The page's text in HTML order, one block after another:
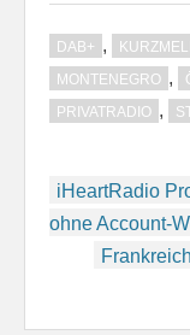
DAB+ ,
MONTENEGRO ,
PRIVATRADIO ,
iHeartRadio
ohne Account-